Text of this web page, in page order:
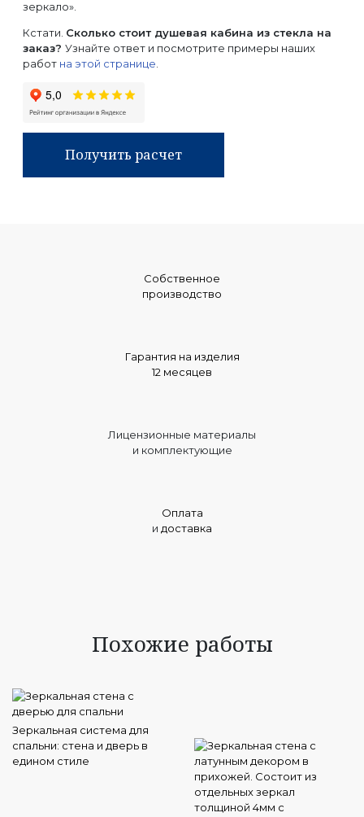
зеркало».
Кстати. Сколько стоит душевая кабина из стекла на
заказ? Узнайте ответ и посмотрите примеры наших
работ на этой странице
Получить расчет
Собственное
производство
Гарантия на изделия
12 месяцев
Лицензионные материалы
и комплектующие
Оплата
и доставка
Похожие работы
Зеркальная система для
спальни: стена и дверь в
едином стиле